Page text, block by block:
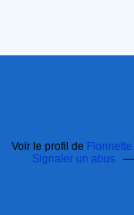
Voir le profil de Florinette
Signaler un abus